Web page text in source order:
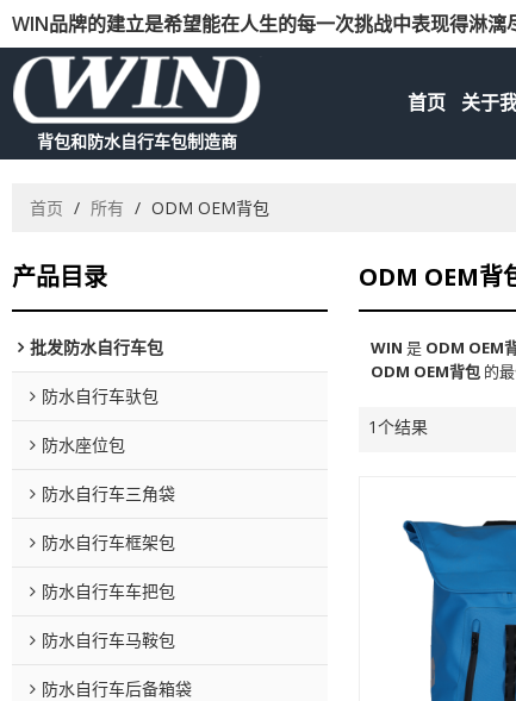
WIN品牌的建立是希望能在人生的每一次挑战中表现得淋漓
背包和防水自行车包制造商
首页 关于
首页 / 所有 / ODM OEM背包
产品目录
批发防水自行车包
防水自行车驮包
防水座位包
防水自行车三角袋
防水自行车框架包
防水自行车车把包
防水自行车马鞍包
防水自行车后备箱袋
ODM OEM背
WIN 是 ODM OEM
ODM OEM背包 的
1个结果